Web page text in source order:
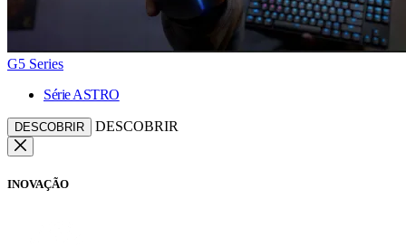
G5 Series
Série ASTRO
DESCOBRIR DESCOBRIR
INOVAÇÃO